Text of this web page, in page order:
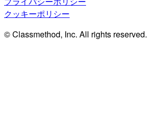
クッキーポリシー
© Classmethod, Inc. All rights reserved.